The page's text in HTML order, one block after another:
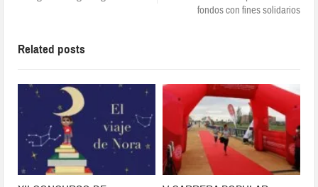
fondos con fines solidarios
Related posts